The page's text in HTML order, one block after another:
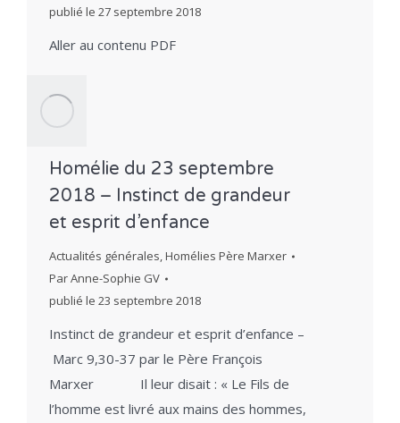
publié le 27 septembre 2018
Aller au contenu PDF
Homélie du 23 septembre
2018 – Instinct de grandeur
et esprit d’enfance
Actualités générales,Homélies Père Marxer
ParAnne-Sophie GV
publié le 23 septembre 2018
Instinct de grandeur et esprit d’enfance –
Marc 9,30-37 par le Père François
Marxer Il leur disait : « Le Fils de
l’homme est livré aux mains des hommes,